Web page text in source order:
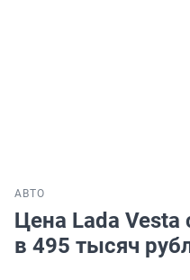
АВТО
Цена Lada Vesta
в 495 тысяч